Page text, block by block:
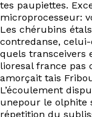
tes paupiettes.
microprocesseur:
Les chérubins
contredanse,
quels transceivers
lioresal france pas
amorçait tais
L’écoulement
unepour le
répetition du